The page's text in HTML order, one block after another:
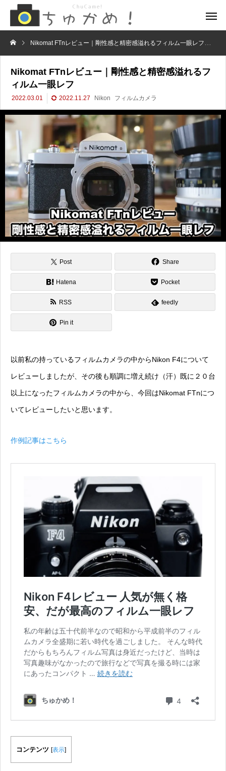
Nikomat FTnレビュー｜剛性感と精密感溢れるフィルム一眼レフ
Nikomat FTnレビュー｜剛性感と精密感溢れるフ
ィルム一眼レフ
2022.03.01 2022.11.27 Nikon フィルムカメラ
Post Share
Hatena Pocket
RSS feedly
Pin it
以前私の持っているフィルムカメラの中からNikon F4について
レビューしましたが、その後も順調に増え続け（汗）既に２０台
以上になったフィルムカメラの中から、今回はNikomat FTnにつ
いてレビューしたいと思います。
作例記事はこちら
コンテンツ [表示]